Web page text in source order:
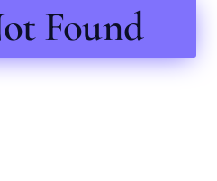
Found